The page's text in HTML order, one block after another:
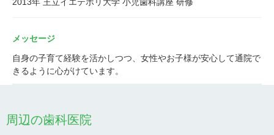
2013年 王立イエテボリ大学 小児歯科講座 研修
メッセージ
自身の子育て経験を活かしつつ、女性やお子様が安心して通院で
きるように心がけています。
周辺の歯科医院